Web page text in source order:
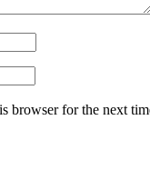
browser for the next